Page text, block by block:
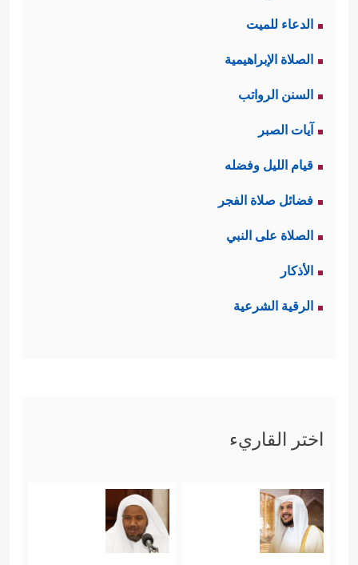
الدعاء للميت
الصلاة الإبراهيمية
السنن الرواتب
آيات الصبر
قيام الليل وفضله
فضائل صلاة الفجر
الصلاة على النبي
الأذكار
الرقية الشرعية
اختر القاريء